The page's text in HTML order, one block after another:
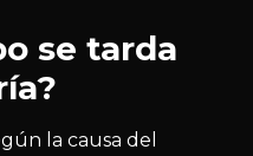
se tarda
la causa del